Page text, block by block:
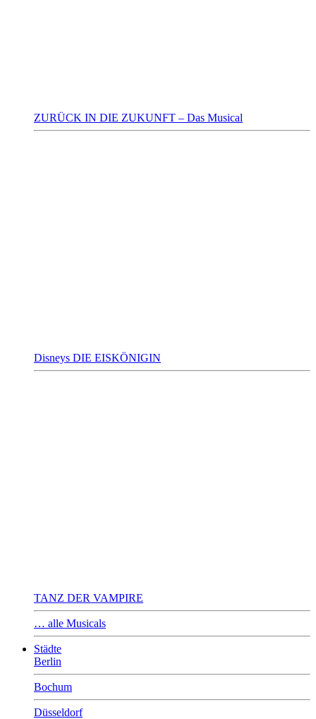
ZURÜCK IN DIE ZUKUNFT – Das Musical
Disneys DIE EISKÖNIGIN
TANZ DER VAMPIRE
… alle Musicals
Städte
Berlin
Bochum
Düsseldorf